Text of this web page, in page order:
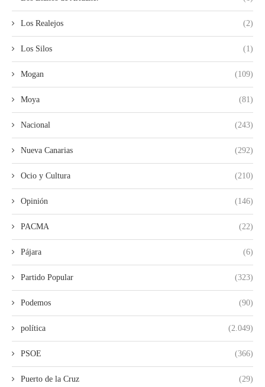
Los Realejos (2)
Los Silos (1)
Mogan (109)
Moya (81)
Nacional (243)
Nueva Canarias (292)
Ocio y Cultura (210)
Opinión (146)
PACMA (22)
Pájara (6)
Partido Popular (323)
Podemos (90)
política (2.049)
PSOE (366)
Puerto de la Cruz (29)